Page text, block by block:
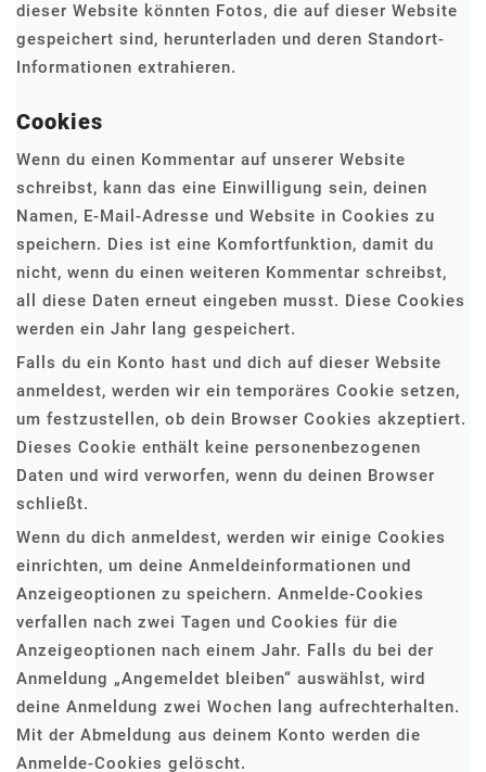
dieser Website könnten Fotos, die auf dieser Website
gespeichert sind, herunterladen und deren Standort-
Informationen extrahieren.
Cookies
Wenn du einen Kommentar auf unserer Website
schreibst, kann das eine Einwilligung sein, deinen
Namen, E-Mail-Adresse und Website in Cookies zu
speichern. Dies ist eine Komfortfunktion, damit du
nicht, wenn du einen weiteren Kommentar schreibst,
all diese Daten erneut eingeben musst. Diese Cookies
werden ein Jahr lang gespeichert.
Falls du ein Konto hast und dich auf dieser Website
anmeldest, werden wir ein temporäres Cookie setzen,
um festzustellen, ob dein Browser Cookies akzeptiert.
Dieses Cookie enthält keine personenbezogenen
Daten und wird verworfen, wenn du deinen Browser
schließt.
Wenn du dich anmeldest, werden wir einige Cookies
einrichten, um deine Anmeldeinformationen und
Anzeigeoptionen zu speichern. Anmelde-Cookies
verfallen nach zwei Tagen und Cookies für die
Anzeigeoptionen nach einem Jahr. Falls du bei der
Anmeldung „Angemeldet bleiben“ auswählst, wird
deine Anmeldung zwei Wochen lang aufrechterhalten.
Mit der Abmeldung aus deinem Konto werden die
Anmelde-Cookies gelöscht.